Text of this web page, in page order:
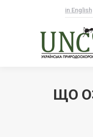
in English
ЩО